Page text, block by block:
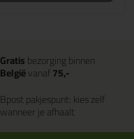
Gratisbezorging binnen
Belgiëvanaf75,-
Bpost pakjespunt: kies zelf
wanneer je afhaalt